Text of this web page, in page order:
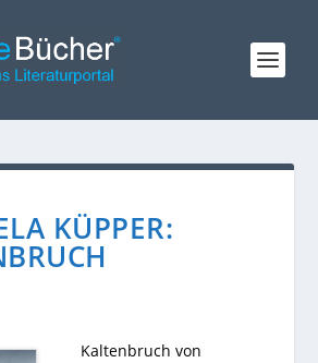
KÜPPER:
Kaltenbruch von